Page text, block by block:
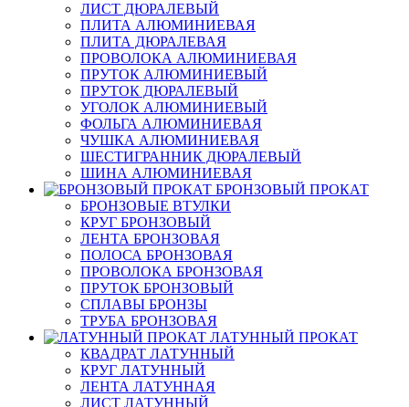
ЛИСТ ДЮРАЛЕВЫЙ
ПЛИТА АЛЮМИНИЕВАЯ
ПЛИТА ДЮРАЛЕВАЯ
ПРОВОЛОКА АЛЮМИНИЕВАЯ
ПРУТОК АЛЮМИНИЕВЫЙ
ПРУТОК ДЮРАЛЕВЫЙ
УГОЛОК АЛЮМИНИЕВЫЙ
ФОЛЬГА АЛЮМИНИЕВАЯ
ЧУШКА АЛЮМИНИЕВАЯ
ШЕСТИГРАННИК ДЮРАЛЕВЫЙ
ШИНА АЛЮМИНИЕВАЯ
БРОНЗОВЫЙ ПРОКАТ
БРОНЗОВЫЕ ВТУЛКИ
КРУГ БРОНЗОВЫЙ
ЛЕНТА БРОНЗОВАЯ
ПОЛОСА БРОНЗОВАЯ
ПРОВОЛОКА БРОНЗОВАЯ
ПРУТОК БРОНЗОВЫЙ
СПЛАВЫ БРОНЗЫ
ТРУБА БРОНЗОВАЯ
ЛАТУННЫЙ ПРОКАТ
КВАДРАТ ЛАТУННЫЙ
КРУГ ЛАТУННЫЙ
ЛЕНТА ЛАТУННАЯ
ЛИСТ ЛАТУННЫЙ